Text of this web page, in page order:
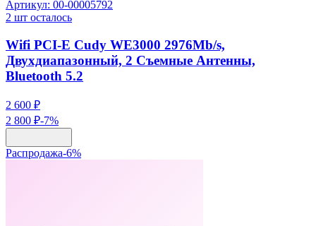
Артикул: 00-00005792
2 шт осталось
Wifi PCI-E Cudy WE3000 2976Mb/s,
Двухдиапазонный, 2 Съемные Антенны,
Bluetooth 5.2
2 600 ₽
2 800 ₽-7%
Распродажа-6%